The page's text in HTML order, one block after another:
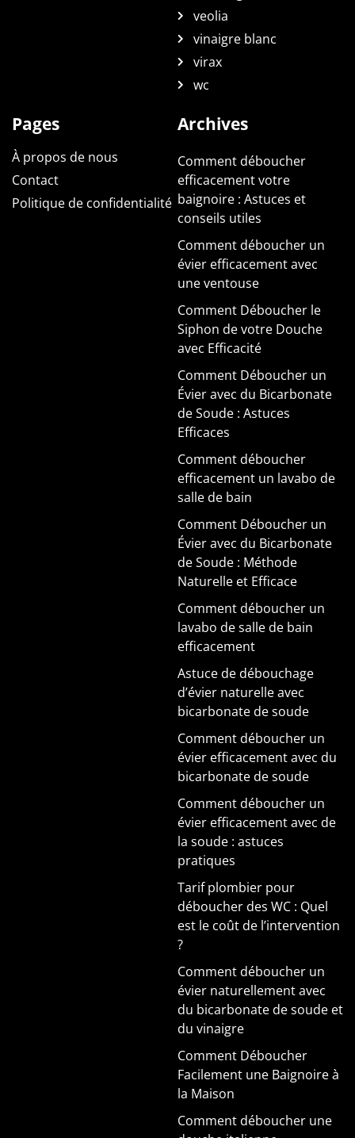
veolia
vinaigre blanc
virax
wc
Pages
À propos de nous
Contact
Politique de confidentialité
Archives
Comment déboucher
efficacement votre
baignoire : Astuces et
conseils utiles
Comment déboucher un
évier efficacement avec
une ventouse
Comment Déboucher le
Siphon de votre Douche
avec Efficacité
Comment Déboucher un
Évier avec du Bicarbonate
de Soude : Astuces
Efficaces
Comment déboucher
efficacement un lavabo de
salle de bain
Comment Déboucher un
Évier avec du Bicarbonate
de Soude : Méthode
Naturelle et Efficace
Comment déboucher un
lavabo de salle de bain
efficacement
Astuce de débouchage
d’évier naturelle avec
bicarbonate de soude
Comment déboucher un
évier efficacement avec du
bicarbonate de soude
Comment déboucher un
évier efficacement avec de
la soude : astuces
pratiques
Tarif plombier pour
déboucher des WC : Quel
est le coût de l’intervention
?
Comment déboucher un
évier naturellement avec
du bicarbonate de soude et
du vinaigre
Comment Déboucher
Facilement une Baignoire à
la Maison
Comment déboucher une